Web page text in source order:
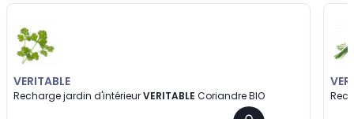
VERITABLE
Recharge jardin d'intérieurVERITABLE Coriandre BIO